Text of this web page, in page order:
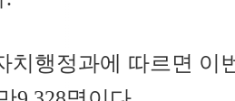
치행정과에 따르면 이